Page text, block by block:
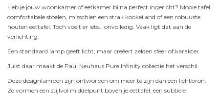
Heb je jouw woonkamer of eetkamer bijna perfect ingericht? Mooie tafel,
comfortabele stoelen, misschien een strak kookeiland of een robuuste
houten eettafel. Toch voelt er iets… onvolledig. Vaak ligt dat aan de
verlichting.
Een standaard lamp geeft licht, maar creëert zelden sfeer of karakter.
Juist daar maakt de Paul Neuhaus Pure Infinity collectie het verschil.
Deze designlampen zijn ontworpen om meer te zijn dan een lichtbron.
Ze vormen een stijlvol middelpunt boven je eettafel, een subtiele